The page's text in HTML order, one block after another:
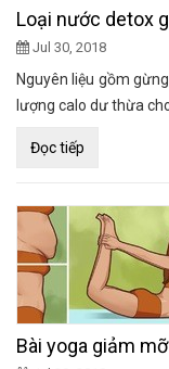
Loại nước detox
Jul 30, 2018
Nguyên liệu gồm
lượng calo dư thừa
Đọc tiếp
Bài yoga giảm